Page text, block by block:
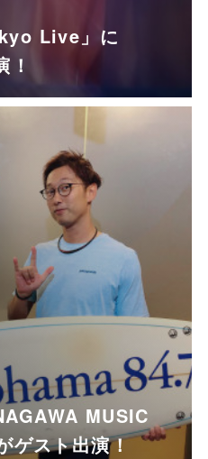
Live」に
MUSIC
ゲスト出演！